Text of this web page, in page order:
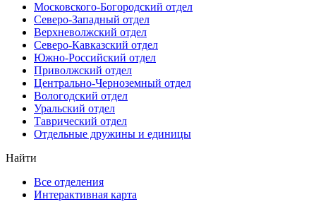
Московского-Богородский отдел
Северо-Западный отдел
Верхневолжский отдел
Северо-Кавказский отдел
Южно-Российский отдел
Приволжский отдел
Центрально-Черноземный отдел
Вологодский отдел
Уральский отдел
Таврический отдел
Отдельные дружины и единицы
Найти
Все отделения
Интерактивная карта